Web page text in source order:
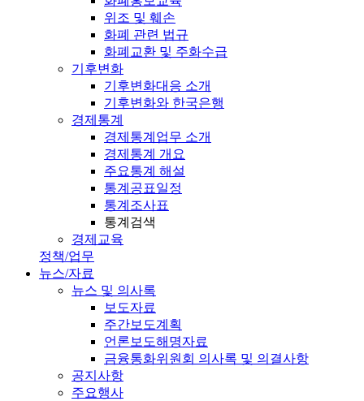
위조 및 훼손
화폐 관련 법규
화폐교환 및 주화수급
기후변화
기후변화대응 소개
기후변화와 한국은행
경제통계
경제통계업무 소개
경제통계 개요
주요통계 해설
통계공표일정
통계조사표
통계검색
경제교육
정책/업무
뉴스/자료
뉴스 및 의사록
보도자료
주간보도계획
언론보도해명자료
금융통화위원회 의사록 및 의결사항
공지사항
주요행사